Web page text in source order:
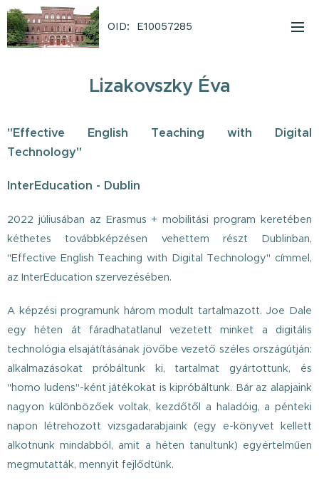
OID: E10057285
Lizakovszky Éva
"Effective English Teaching with Digital
Technology"
InterEducation - Dublin
2022 júliusában az Erasmus + mobilitási program keretében
kéthetes továbbképzésen vehettem részt Dublinban,
"Effective English Teaching with Digital Technology" címmel,
az InterEducation szervezésében.
A képzési programunk három modult tartalmazott. Joe Dale
egy héten át fáradhatatlanul vezetett minket a digitális
technológia elsajátításának jövőbe vezető széles országútján:
alkalmazásokat próbáltunk ki, tartalmat gyártottunk, és
"homo ludens"-ként játékokat is kipróbáltunk. Bár az alapjaink
nagyon különbözőek voltak, kezdőtől a haladóig, a pénteki
napon létrehozott vizsgadarabjaink (egy e-könyvet kellett
alkotnunk mindabból, amit a héten tanultunk) egyértelműen
megmutatták, mennyit fejlődtünk.